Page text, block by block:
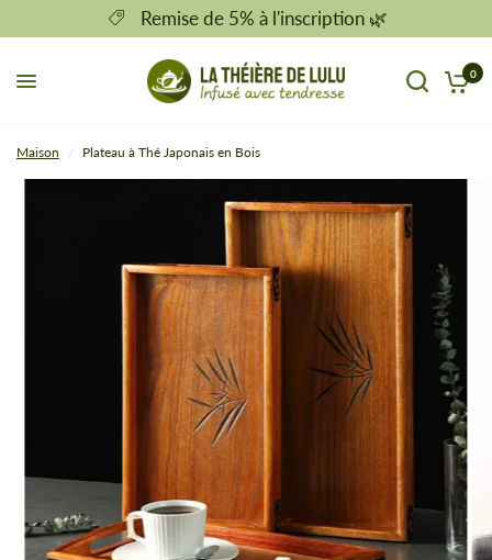
Remise de 5% à l'inscription 🌿
0
Maison / Plateau à Thé Japonais en Bois